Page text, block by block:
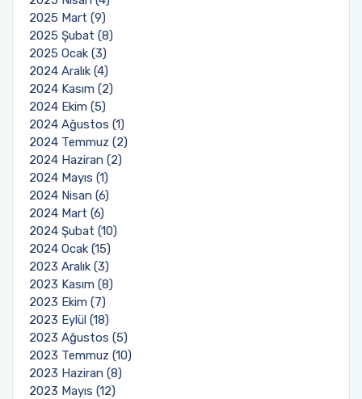
2025 Mart (9)
2025 Şubat (8)
2025 Ocak (3)
2024 Aralık (4)
2024 Kasım (2)
2024 Ekim (5)
2024 Ağustos (1)
2024 Temmuz (2)
2024 Haziran (2)
2024 Mayıs (1)
2024 Nisan (6)
2024 Mart (6)
2024 Şubat (10)
2024 Ocak (15)
2023 Aralık (3)
2023 Kasım (8)
2023 Ekim (7)
2023 Eylül (18)
2023 Ağustos (5)
2023 Temmuz (10)
2023 Haziran (8)
2023 Mayıs (12)